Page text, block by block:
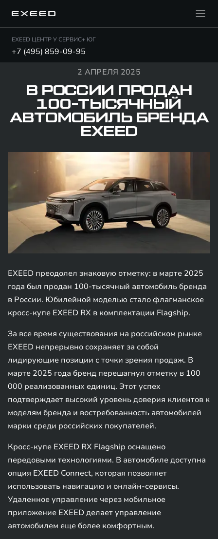
EXEED ЦЕНТР У СЕРВИС+ ЮГ
+7 (495) 859-09-95
2 АПРЕЛЯ 2025
В РОССИИ ПРОДАН
100-ТЫСЯЧНЫЙ
АВТОМОБИЛЬ БРЕНДА
EXEED
EXEED преодолел знаковую отметку: в марте 2025
года был продан 100-тысячный автомобиль бренда
в России. Юбилейной моделью стало флагманское
кросс-купе EXEED RX в комплектации Flagship.
За все время существования на российском рынке
EXEED непрерывно сохраняет за собой
лидирующие позиции с точки зрения продаж. В
марте 2025 года бренд перешагнул отметку в 100
000 реализованных единиц. Этот успех
подтверждает высокий уровень доверия клиентов к
моделям бренда и востребованность автомобилей
марки среди российских покупателей.
Кросс-купе EXEED RX Flagship оснащено
передовыми технологиями. В автомобиле доступна
опция EXEED Connect, которая позволяет
использовать навигацию и онлайн-сервисы.
Удаленное управление через мобильное
приложение EXEED делает управление
автомобилем еще более комфортным.